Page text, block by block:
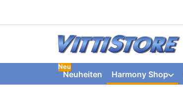
Neuheiten
Neu
Harmony Shop